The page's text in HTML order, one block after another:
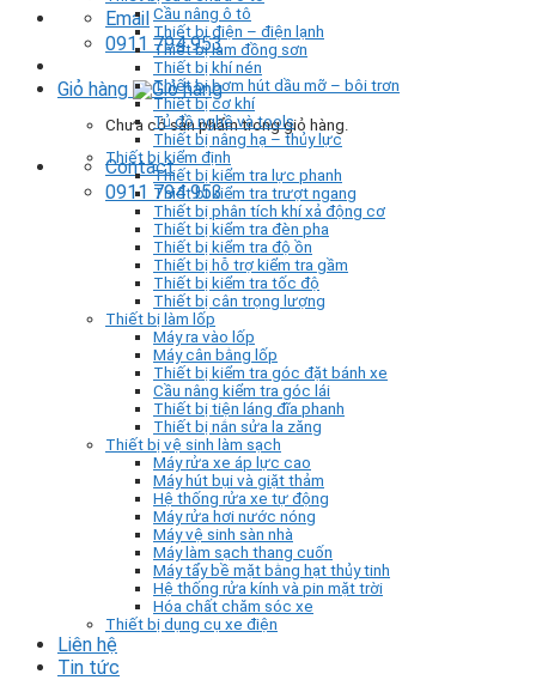
Email
0911 794 953
Giỏ hàng
Chưa có sản phẩm trong giỏ hàng.
Contact
0911 794 953
Cầu nâng ô tô
Thiết bị điện – điện lạnh
Thiết bị làm đồng sơn
Thiết bị khí nén
Thiết bị bơm hút dầu mỡ – bôi trơn
Thiết bị cơ khí
Tủ đồ nghề và tools
Thiết bị nâng hạ – thủy lực
Thiết bị kiểm định
Thiết bị kiểm tra lực phanh
Thiết bị kiểm tra trượt ngang
Thiết bị phân tích khí xả động cơ
Thiết bị kiểm tra đèn pha
Thiết bị kiểm tra độ ồn
Thiết bị hỗ trợ kiểm tra gầm
Thiết bị kiểm tra tốc độ
Thiết bị cân trọng lượng
Thiết bị làm lốp
Máy ra vào lốp
Máy cân bằng lốp
Thiết bị kiểm tra góc đặt bánh xe
Cầu nâng kiểm tra góc lái
Thiết bị tiện láng đĩa phanh
Thiết bị nắn sửa la zăng
Thiết bị vệ sinh làm sạch
Máy rửa xe áp lực cao
Máy hút bụi và giặt thảm
Hệ thống rửa xe tự động
Máy rửa hơi nước nóng
Máy vệ sinh sàn nhà
Máy làm sạch thang cuốn
Máy tẩy bề mặt bằng hạt thủy tinh
Hệ thống rửa kính và pin mặt trời
Hóa chất chăm sóc xe
Thiết bị dụng cụ xe điện
Liên hệ
Tin tức